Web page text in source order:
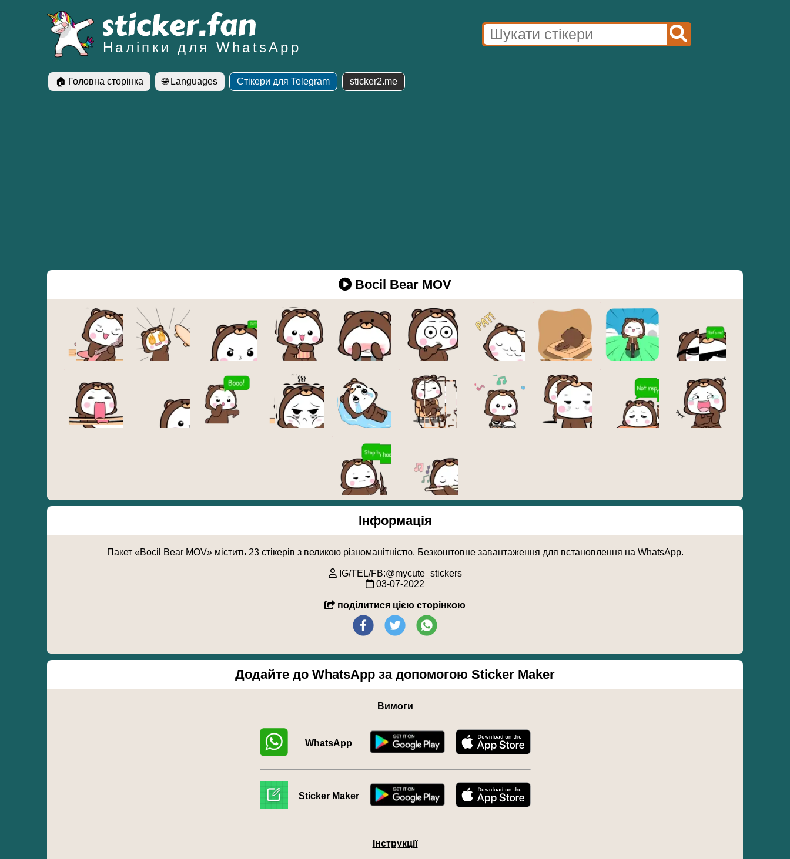
Наліпки для WhatsApp
🏠 Головна сторінка 🌐 Languages Стікери для Telegram sticker2.me
Bocil Bear MOV
Інформація
Пакет «Bocil Bear MOV» містить 23 стікерів з великою різноманітністю. Безкоштовне завантаження для встановлення на WhatsApp.
IG/TEL/FB:@mycute_stickers
03-07-2022
поділитися цією сторінкою
Додайте до WhatsApp за допомогою Sticker Maker
Вимоги
WhatsApp
Sticker Maker
Інструкції